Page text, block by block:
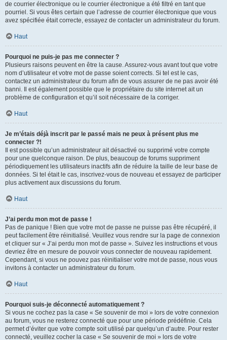
de courrier électronique ou le courrier électronique a été filtré en tant que
pourriel. Si vous êtes certain que l’adresse de courrier électronique que vous
avez spécifiée était correcte, essayez de contacter un administrateur du forum.
Haut
Pourquoi ne puis-je pas me connecter ?
Plusieurs raisons peuvent en être la cause. Assurez-vous avant tout que votre
nom d’utilisateur et votre mot de passe soient corrects. Si tel est le cas,
contactez un administrateur du forum afin de vous assurer de ne pas avoir été
banni. Il est également possible que le propriétaire du site internet ait un
problème de configuration et qu’il soit nécessaire de la corriger.
Haut
Je m’étais déjà inscrit par le passé mais ne peux à présent plus me
connecter ?!
Il est possible qu’un administrateur ait désactivé ou supprimé votre compte
pour une quelconque raison. De plus, beaucoup de forums suppriment
périodiquement les utilisateurs inactifs afin de réduire la taille de leur base de
données. Si tel était le cas, inscrivez-vous de nouveau et essayez de participer
plus activement aux discussions du forum.
Haut
J’ai perdu mon mot de passe !
Pas de panique ! Bien que votre mot de passe ne puisse pas être récupéré, il
peut facilement être réinitialisé. Veuillez vous rendre sur la page de connexion
et cliquer sur « J’ai perdu mon mot de passe ». Suivez les instructions et vous
devriez être en mesure de pouvoir vous connecter de nouveau rapidement.
Cependant, si vous ne pouvez pas réinitialiser votre mot de passe, nous vous
invitons à contacter un administrateur du forum.
Haut
Pourquoi suis-je déconnecté automatiquement ?
Si vous ne cochez pas la case « Se souvenir de moi » lors de votre connexion
au forum, vous ne resterez connecté que pour une période prédéfinie. Cela
permet d’éviter que votre compte soit utilisé par quelqu’un d’autre. Pour rester
connecté, veuillez cocher la case « Se souvenir de moi » lors de votre